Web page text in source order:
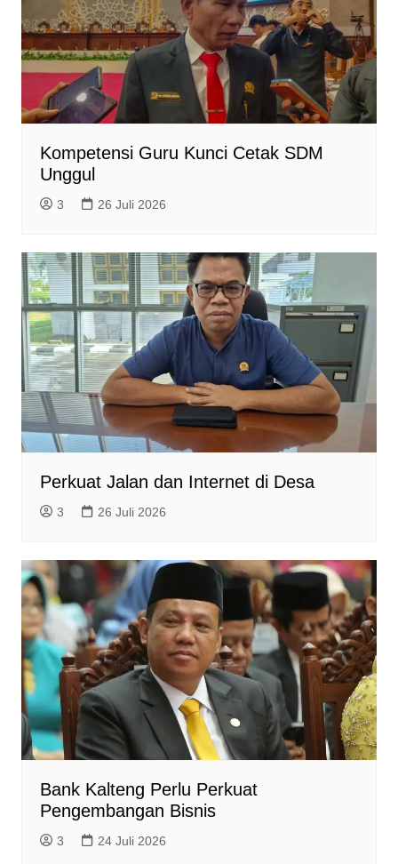
Kompetensi Guru Kunci Cetak SDM
Unggul
3 26 Juli 2026
Perkuat Jalan dan Internet di Desa
3 26 Juli 2026
Bank Kalteng Perlu Perkuat
Pengembangan Bisnis
3 24 Juli 2026